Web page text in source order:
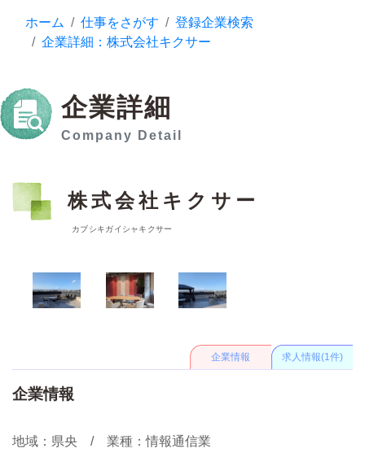
ホーム 仕事をさがす
登録企業検索
企業詳細：株式会社キクサー
企業詳細
Company Detail
株式会社キクサー
カブシキガイシャキクサー
求人情報(1件)
企業情報
企業情報
地域：県央 / 業種：情報通信業